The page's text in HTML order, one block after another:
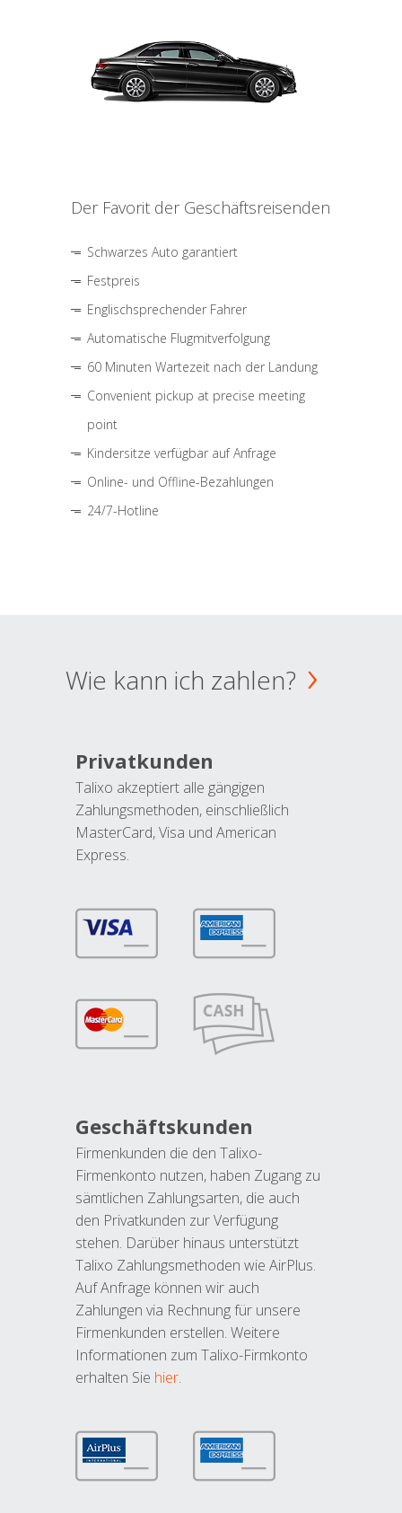
Der Favorit der Geschäftsreisenden
Schwarzes Auto garantiert
Festpreis
Englischsprechender Fahrer
Automatische Flugmitverfolgung
60 Minuten Wartezeit nach der Landung
Convenient pickup at precise meeting
point
Kindersitze verfügbar auf Anfrage
Online- und Offline-Bezahlungen
24/7-Hotline
Wie kann ich zahlen?
Privatkunden
Talixo akzeptiert alle gängigen
Zahlungsmethoden, einschließlich
MasterCard, Visa und American
Express.
Geschäftskunden
Firmenkunden die den Talixo-
Firmenkonto nutzen, haben Zugang zu
sämtlichen Zahlungsarten, die auch
den Privatkunden zur Verfügung
stehen. Darüber hinaus unterstützt
Talixo Zahlungsmethoden wie AirPlus.
Auf Anfrage können wir auch
Zahlungen via Rechnung für unsere
Firmenkunden erstellen. Weitere
Informationen zum Talixo-Firmkonto
erhalten Sie hier.